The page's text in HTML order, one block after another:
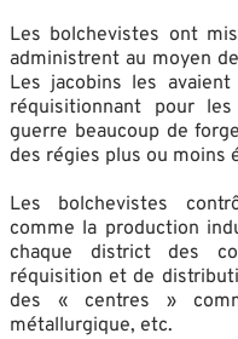
Les bolchevistes ont
administrent au moyen
Les jacobins les
réquisitionnant pour
guerre beaucoup de
des régies plus ou moins
Les bolchevistes
comme la production
chaque district des
réquisition et de
des « centres »
métallurgique, etc.